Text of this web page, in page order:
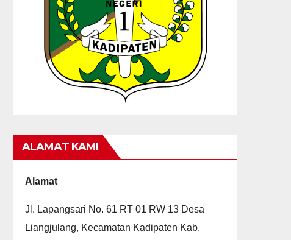
ALAMAT KAMI
Alamat
Jl. Lapangsari No. 61 RT 01 RW 13 Desa
Liangjulang, Kecamatan Kadipaten Kab.